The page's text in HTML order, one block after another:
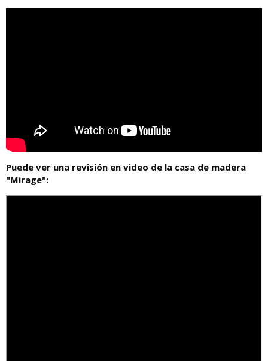
Puede ver una revisión en video de la casa de madera
"Mirage":